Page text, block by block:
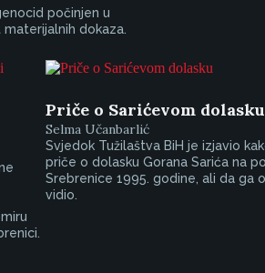
počinjen u
dokaza.
Priče o Sarićevom dolasku
Selma Učanbarlić
Svjedok Tužilaštva BiH je izjavio
priče o dolasku Gorana Sarića na
Srebrenice 1995. godine, ali da ga
vidio.